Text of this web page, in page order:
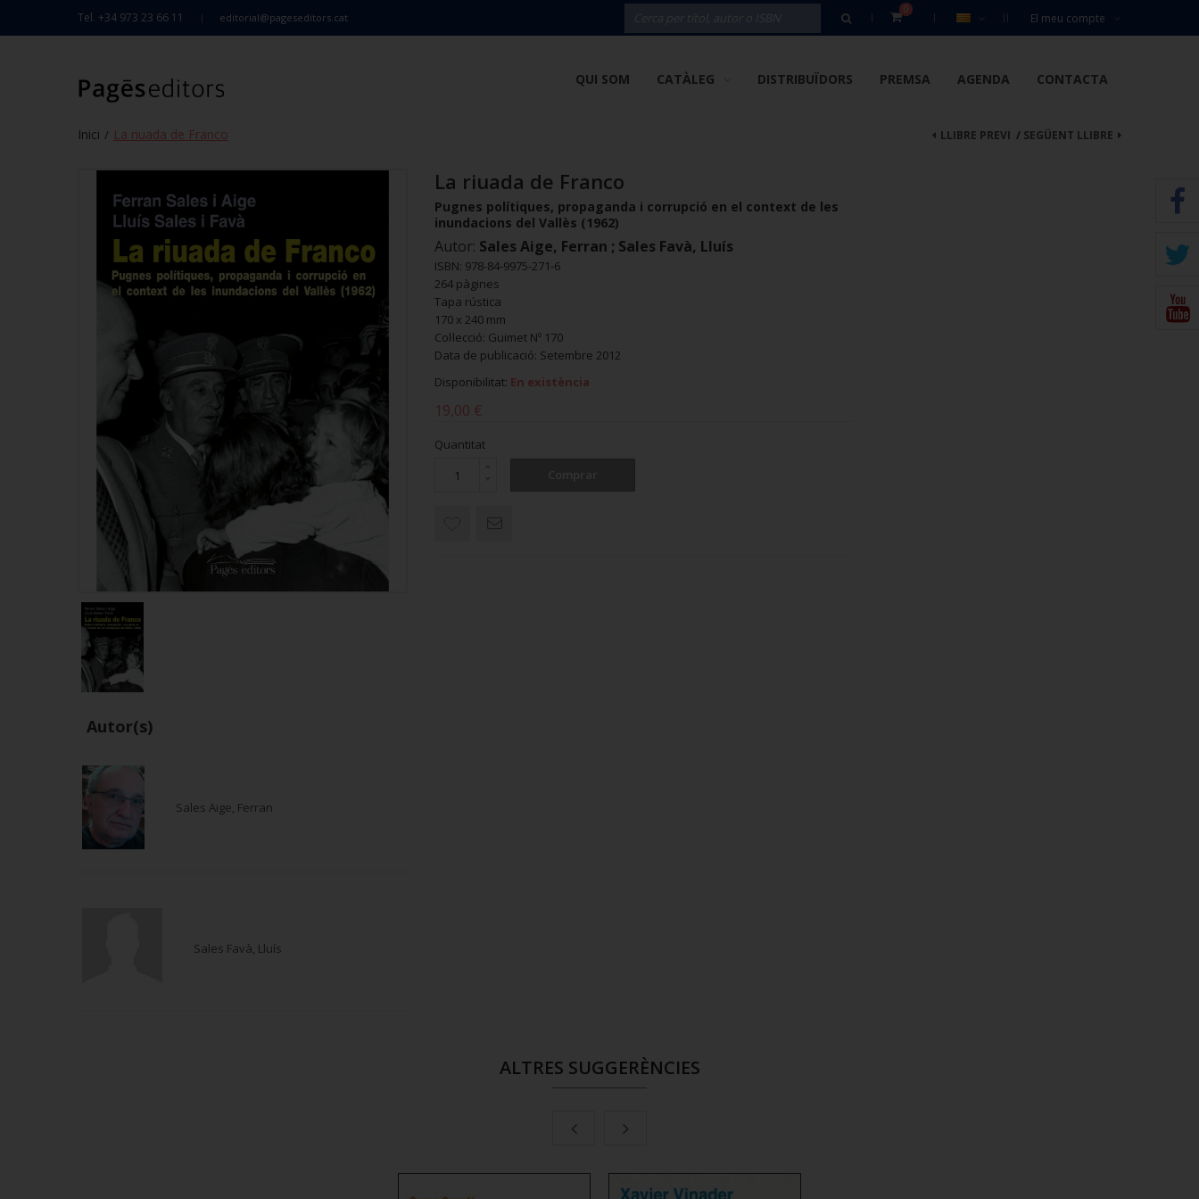
Tel. +34 973 23 66 11 editorial@pageseditors.cat El meu compte
0
QUI SOM CATÀLEG DISTRIBUÏDORS PREMSA AGENDA CONTACTA
Inici / La riuada de Franco SEGÜENT LLIBRE
LLIBRE PREVI /
Autor(s)
Sales Aige, Ferran
Sales Favà, Lluís
La riuada de Franco
Pugnes polítiques, propaganda i corrupció en el context de les
inundacions del Vallès (1962)
Autor: Sales Aige, Ferran ; Sales Favà, Lluís
ISBN: 978-84-9975-271-6
264 pàgines
Tapa rústica
170 x 240 mm
Col·lecció: Guimet Nº 170
Data de publicació: Setembre 2012
Disponibilitat: En existència
19,00 €
Quantitat
ALTRES SUGGERÈNCIES